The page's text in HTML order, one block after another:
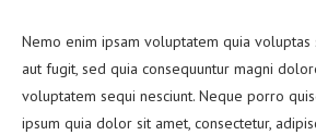
Nemo enim ipsam voluptatem quia
aut fugit, sed quia consequuntur magni
voluptatem sequi nesciunt. Neque porro
ipsum quia dolor sit amet, consectetur,